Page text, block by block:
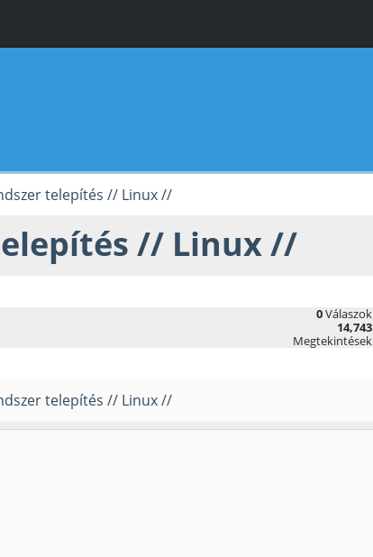
telepítés // Linux //
// Linux //
0Válaszok
14,743
Megtekintések
telepítés // Linux //